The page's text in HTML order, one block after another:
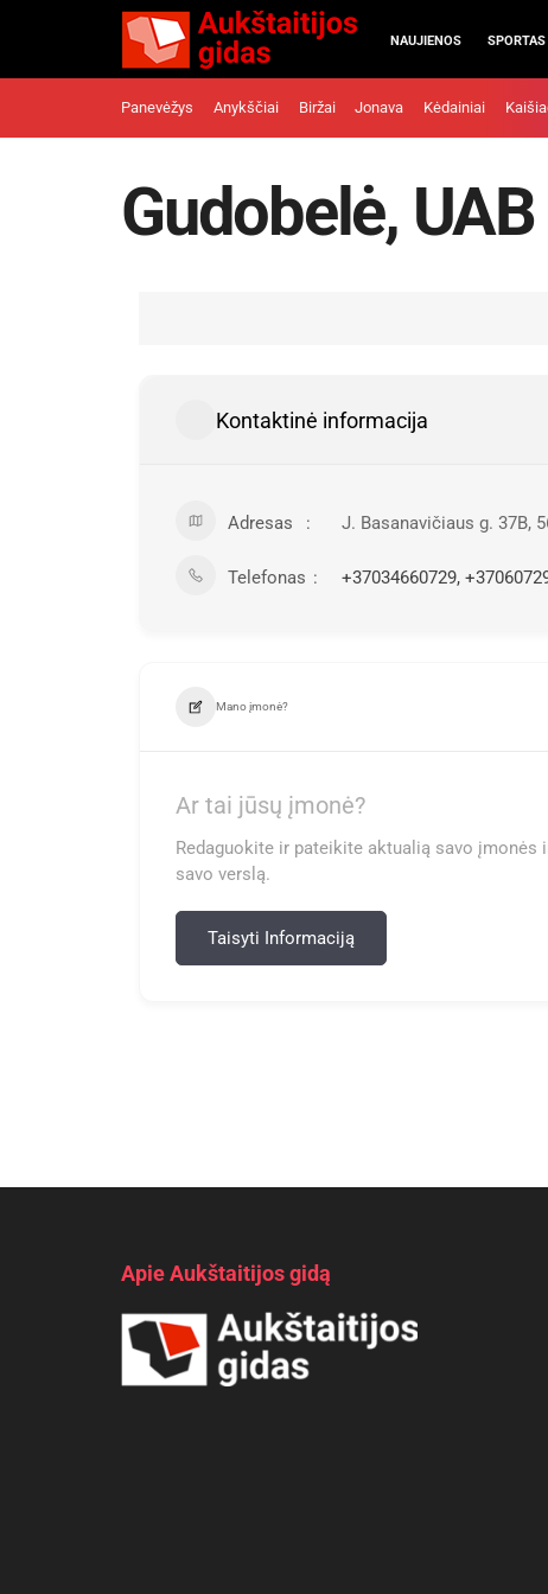
NAUJIENOS SPORTAS
Panevėžys Anykščiai Biržai Jonava Kėdainiai
Gudobelė, UAB
Kontaktinė informacija
Adresas J. Basanavičiaus g. 37B,
Telefonas +37034660729,
Mano įmonė?
Ar tai jūsų įmonė?
Redaguokite ir pateikite aktualią savo
savo verslą.
Taisyti Informaciją
Apie Aukštaitijos gidą